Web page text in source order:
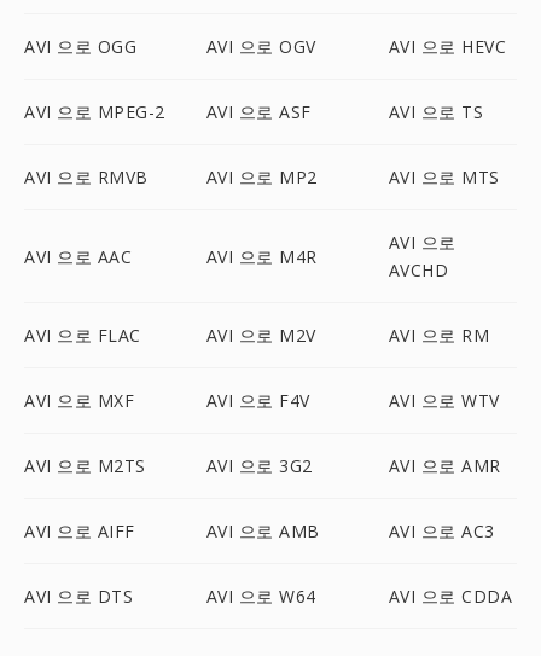
AVI 으로 OGG AVI 으로 OGV AVI 으로 HEVC
AVI 으로 MPEG-2 AVI 으로 ASF AVI 으로 TS
AVI 으로 RMVB AVI 으로 MP2 AVI 으로 MTS
AVI 으로 AAC AVI 으로 M4R
AVI 으로
AVCHD
AVI 으로 FLAC AVI 으로 M2V AVI 으로 RM
AVI 으로 MXF AVI 으로 F4V AVI 으로 WTV
AVI 으로 M2TS AVI 으로 3G2 AVI 으로 AMR
AVI 으로 AIFF AVI 으로 AMB AVI 으로 AC3
AVI 으로 DTS AVI 으로 W64 AVI 으로 CDDA